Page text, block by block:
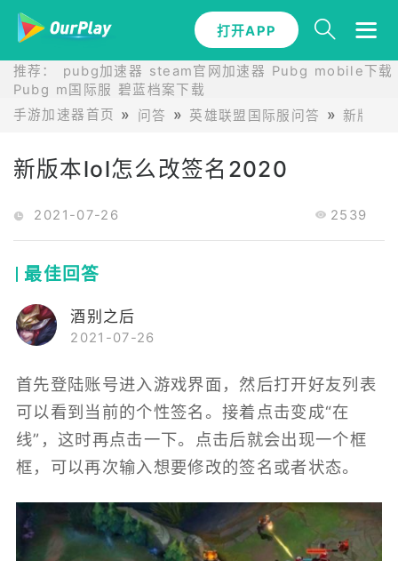
打开APP
推荐： pubg加速器 steam官网加速器 Pubg mobile下载
Pubg m国际服 碧蓝档案下载
手游加速器首页
问答 英雄联盟国际服问答 新版本
新版本lol怎么改签名2020
2021-07-26 2539
最佳回答
酒别之后
2021-07-26
首先登陆账号进入游戏界面，然后打开好友列表
可以看到当前的个性签名。接着点击变成“在
线”，这时再点击一下。点击后就会出现一个框
框，可以再次输入想要修改的签名或者状态。